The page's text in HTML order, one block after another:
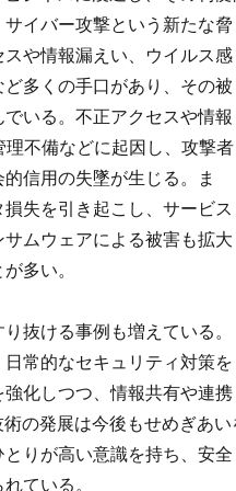
イバー攻撃という新たな脅
や情報漏えい、ウイルス感
多くの手口があり、その被
いる。不正アクセスや情報
不備などに起因し、攻撃者
信用の失墜が生じる。ま
失を引き起こし、サービス
ムウェアによる被害も拡大
多い。
抜ける事例も増えている。
常的なセキュリティ対策を
化しつつ、情報共有や連携
の発展は今後もせめぎあい
りが高い意識を持ち、安全
ている。